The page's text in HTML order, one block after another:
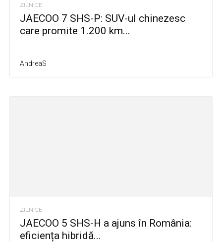
ZILNICE
JAECOO 7 SHS-P: SUV-ul chinezesc
care promite 1.200 km...
AndreaS
ZILNICE
JAECOO 5 SHS-H a ajuns în România:
eficiența hibridă...